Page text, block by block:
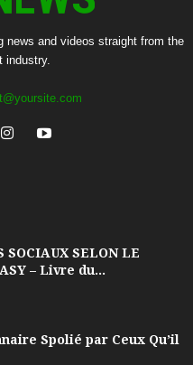
news and videos straight from the
industry.
SOCIAUX SELON LE
– Livre du...
Spolié par Ceux Qu’il